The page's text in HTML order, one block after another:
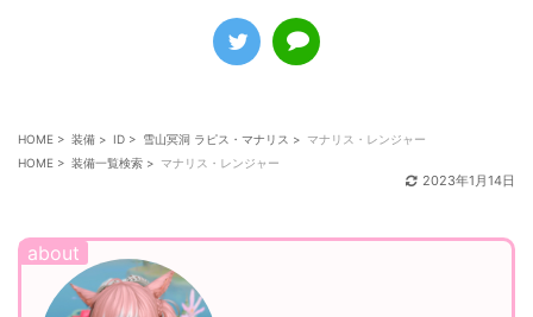
HOME > 装備 > ID > 雪山冥洞 ラピス・マナリス > マナリス・レンジャー
HOME > 装備一覧検索 > マナリス・レンジャー
2023年1月14日